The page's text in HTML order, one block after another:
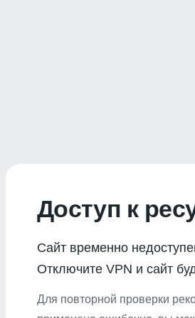
Доступ к
Сайт временно
Отключите VPN и сайт
Для повторной проверки